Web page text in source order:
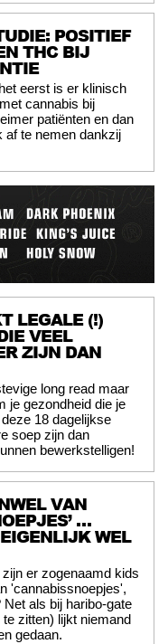
POSITIEF
THC BIJ
eerst is er klinisch
cannabis bij
patiënten en dan
af te nemen dankzij
LEGALE (!)
VEEL
ZIJN DAN
long read maar
je gezondheid die je
18 dagelijkse
soep zijn dan
bewerkstelligen!
VAN
…
WEL
er zogenaamd kids
'cannabissnoepjes',
als bij haribo-gate
zitten) lijkt niemand
gedaan.